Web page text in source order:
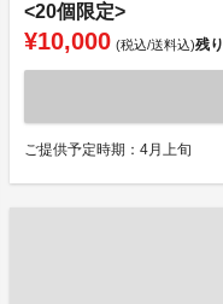
<20個限定>
¥10,000 (税込/送料込)残り
ご提供予定時期：4月上旬